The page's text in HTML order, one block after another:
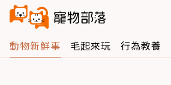
動物新鮮事 毛起來玩 行為教養